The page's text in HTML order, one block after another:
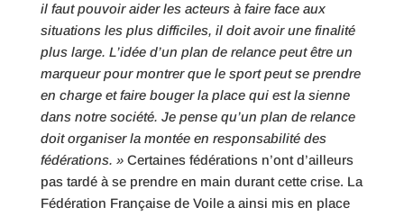
il faut pouvoir aider les acteurs à faire face aux
situations les plus difficiles, il doit avoir une finalité
plus large. L’idée d’un plan de relance peut être un
marqueur pour montrer que le sport peut se prendre
en charge et faire bouger la place qui est la sienne
dans notre société. Je pense qu’un plan de relance
doit organiser la montée en responsabilité des
fédérations. » Certaines fédérations n’ont d’ailleurs
pas tardé à se prendre en main durant cette crise. La
Fédération Française de Voile a ainsi mis en place